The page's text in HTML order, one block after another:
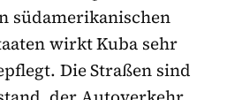
südamerikanischen
wirkt Kuba sehr
Die Straßen sind